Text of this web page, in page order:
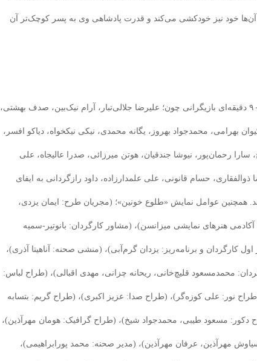
خود نیز خودکشی می‌کند و قدرت پادشاهی وی به پسر کوچک‌تر آن
در این نمایش ۹۰ دقیقه‌ای بازیگرانی چون؛ علیرضا جلالی‌تبار، آرام نیک‌بین، صدف بهشتی،
بهرامی، محمدجواد بهروز، یگانه محمدی، نیکی نیکخواه، دیاکو افسر،
سارا رحمان‌پور، نیوشا جندقیان، هوتن میرزائی، صدرا عالیجاه، علی
حسام قانونی، علی علمدارزاده، داود رازگردانی به ایفای
همچنین عوامل نمایش «طلوع‌ خونین‌»؛ (مجریان طرح: ایمان یزدی،
آکادمی ‌هنرهای ‌نمایشی ‌میزانسن)، (مشاور کارگردان: بانوتیر-سمیه
اول کارگردان و برنامه‌ریز: یزدان ‌گرم‌آبی)، (منشی صحنه: آناهیتا آذری)،
محمدمسعود ‌قلیچ‌خانی، ریحانه ‌چزانی، مهدی ‌اقبالی)، (طراح لباس:
نور: علی ‌کوزه‌گر)، (طراح صدا: عزیز ‌اکبری)، (طراح گریم: بتسابه
دکور: مسعود ‌طیبی، محمدجواد ‌شیخ)، (طراح گرافیک: هومان مهرآذین)،
مهرآذین، عرفان مهرآذین)، (مدیر صحنه: محمد پورابراهیمی)،